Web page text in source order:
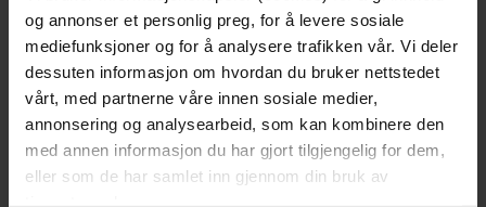
og annonser et personlig preg, for å levere sosiale
mediefunksjoner og for å analysere trafikken vår. Vi deler
dessuten informasjon om hvordan du bruker nettstedet
vårt, med partnerne våre innen sosiale medier,
annonsering og analysearbeid, som kan kombinere den
med annen informasjon du har gjort tilgjengelig for dem,
eller som de har samlet inn gjennom din bruk av
Våre truckførerkurs
Toyota lithium-ionbatterier
Sikkerhetsdatablad
Kontakt oss
Bærekraft